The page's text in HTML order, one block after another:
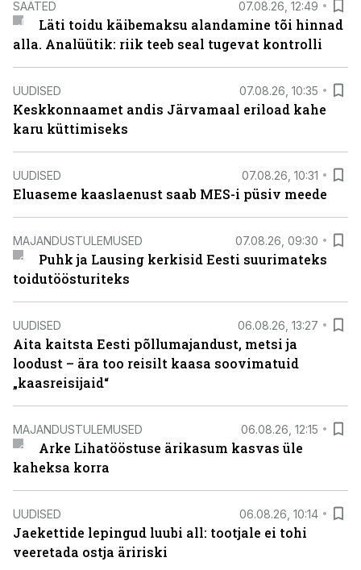
SAATED 07.08.26, 12:49
Läti toidu käibemaksu alandamine tõi hinnad
alla. Analüütik: riik teeb seal tugevat kontrolli
UUDISED 07.08.26, 10:35
Keskkonnaamet andis Järvamaal eriload kahe
karu küttimiseks
UUDISED 07.08.26, 10:31
Eluaseme kaaslaenust saab MES-i püsiv meede
MAJANDUSTULEMUSED 07.08.26, 09:30
Puhk ja Lausing kerkisid Eesti suurimateks
toidutöösturiteks
UUDISED 06.08.26, 13:27
Aita kaitsta Eesti põllumajandust, metsi ja
loodust – ära too reisilt kaasa soovimatuid
„kaasreisijaid“
MAJANDUSTULEMUSED 06.08.26, 12:15
Arke Lihatööstuse ärikasum kasvas üle
kaheksa korra
UUDISED 06.08.26, 10:14
Jaekettide lepingud luubi all: tootjale ei tohi
veeretada ostja äririski